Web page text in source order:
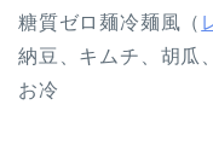
糖質ゼロ麺冷麺風（
納豆、キムチ、胡瓜
お冷